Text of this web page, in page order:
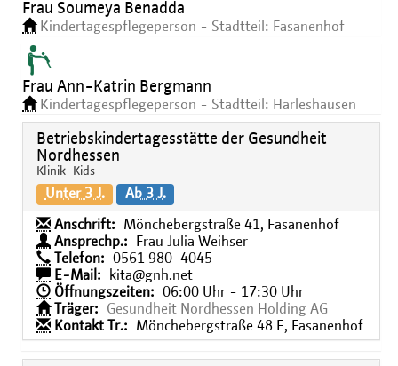
Frau Soumeya Benadda
Kindertagespflegeperson - Stadtteil: Fasanenhof
Frau Ann-Katrin Bergmann
Kindertagespflegeperson - Stadtteil: Harleshausen
Betriebskindertagesstätte der Gesundheit
Nordhessen
Klinik-Kids
Unter 3 J. Ab 3 J.
Anschrift:
Mönchebergstraße 41, Fasanenhof
Ansprechp.:
Frau Julia Weihser
Telefon:
0561 980-4045
E-Mail:
kita@gnh.net
Öffnungszeiten:
06:00 Uhr - 17:30 Uhr
Träger:
Gesundheit Nordhessen Holding AG
Kontakt Tr.:
Mönchebergstraße 48 E, Fasanenhof